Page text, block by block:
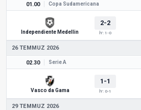
01.00 Copa Sudamericana
Independiente Medellin
2-2
İY: 1-0
26 TEMMUZ 2026
02.30 Serie A
Vasco da Gama
1-1
İY: 0-1
29 TEMMUZ 2026